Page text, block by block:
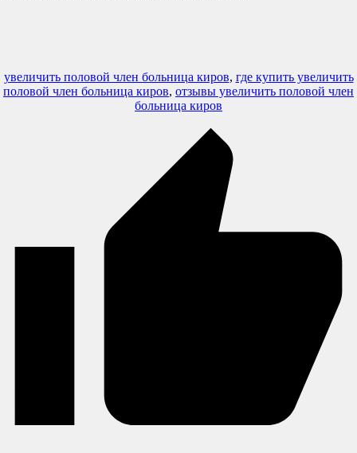
увеличить половой член больница киров, где купить увеличить
половой член больница киров, отзывы увеличить половой член
больница киров